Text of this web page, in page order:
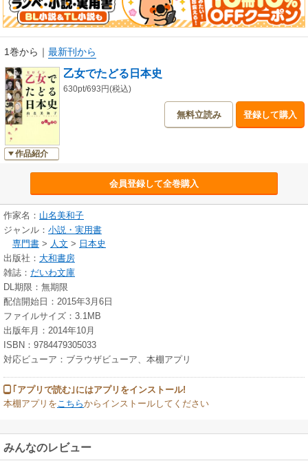
1巻から ｜ 最新刊から
作品紹介
乙女でたどる日本史
630pt/693円(税込)
無料立読み 登録して購入
会員登録して全巻購入
作家名： 山名美和子
ジャンル： 小説・実用書
専門書 > 人文 > 日本史
出版社： 大和書房
雑誌： だいわ文庫
DL期限：無期限
配信開始日：2015年3月6日
ファイルサイズ：3.1MB
出版年月：2014年10月
ISBN：9784479305033
対応ビューア：ブラウザビューア、本棚アプリ
｢アプリで読む｣にはアプリをインストール!
本棚アプリをこちらからインストールしてください
みんなのレビュー